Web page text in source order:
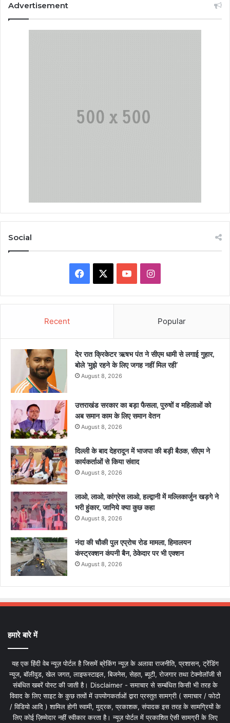
Advertisement
Social
Facebook YouTubeInstagram
Recent Popular
देर रात क्रिकेटर ऋषभ पंत ने सीएम धामी से लगाई गुहार,
बोले ‘मुझे रहने के लिए जगह नहीं मिल रही’
August 8, 2026
उत्तराखंड सरकार का बड़ा फैसला, पुरुषों व महिलाओं को
अब समान काम के लिए समान वेतन
August 8, 2026
दिल्ली के बाद देहरादून में भाजपा की बड़ी बैठक, सीएम ने
कार्यकर्ताओं से किया संवाद
August 8, 2026
लाओ, लाओ, कांग्रेस लाओ, हल्द्वानी में मल्लिकार्जुन खड़गे ने
भरी हुंकार, जानिये क्या कुछ कहा
August 8, 2026
नंदा की चौकी पुल एप्रोच रोड मामला, हिमालयन
कंस्ट्रक्शन कंपनी बैन, ठेकेदार पर भी एक्शन
August 8, 2026
हमारे बारे में
यह एक हिंदी वेब न्यूज़ पोर्टल है जिसमें ब्रेकिंग न्यूज़ के अलावा राजनीति, प्रशासन, ट्रेंडिंग
न्यूज, बॉलीवुड, खेल जगत, लाइफस्टाइल, बिजनेस, सेहत, ब्यूटी, रोजगार तथा टेक्नोलॉजी से
संबंधित खबरें पोस्ट की जाती है। Disclaimer - समाचार से सम्बंधित किसी भी तरह के
विवाद के लिए साइट के कुछ तत्वों में उपयोगकर्ताओं द्वारा प्रस्तुत सामग्री ( समाचार / फोटो
/ विडियो आदि ) शामिल होगी स्वामी, मुद्रक, प्रकाशक, संपादक इस तरह के सामग्रियों के
लिए कोई ज़िम्मेदार नहीं स्वीकार करता है। न्यूज़ पोर्टल में प्रकाशित ऐसी सामग्री के लिए